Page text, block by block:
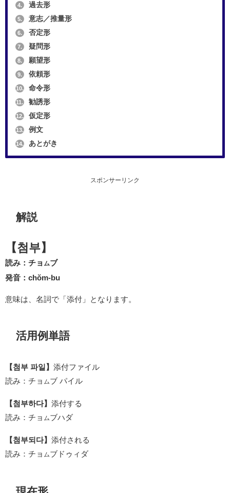
4. 過去形
5. 意志／推量形
6. 否定形
7. 疑問形
8. 願望形
9. 依頼形
10. 命令形
11. 勧誘形
12. 仮定形
13. 例文
14. あとがき
スポンサーリンク
解説
【첨부】
読み：チョ ムブ
発音：chŏm-bu
意味は、名詞で「添付」となります。
活用例単語
【첨부 파일】 添付ファイル
読み：チョ ムブ パイル
【첨부하다】 添付する
読み：チョ ムブハダ
【첨부되다】 添付される
読み：チョ ムブドゥィダ